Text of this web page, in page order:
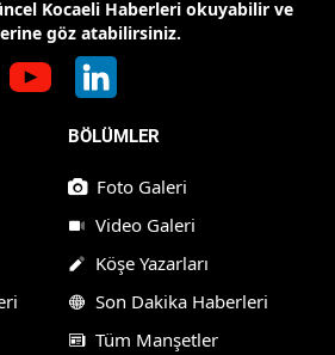
Kocaeli Haberleri okuyabilir ve
göz atabilirsiniz.
BÖLÜMLER
Foto Galeri
Video Galeri
Köşe Yazarları
Son Dakika Haberleri
Tüm Manşetler